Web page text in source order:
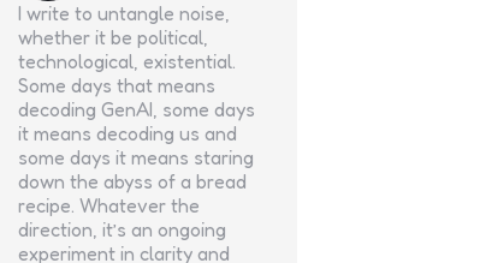
I write to untangle noise,
whether it be political,
technological, existential.
Some days that means
decoding GenAI, some days
it means decoding us and
some days it means staring
down the abyss of a bread
recipe. Whatever the
direction, it’s an ongoing
experiment in clarity and